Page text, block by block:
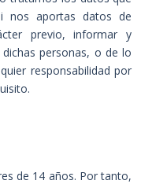
nos aportas datos de
previo, informar y
personas, o de lo
responsabilidad por
de 14 años. Por tanto,